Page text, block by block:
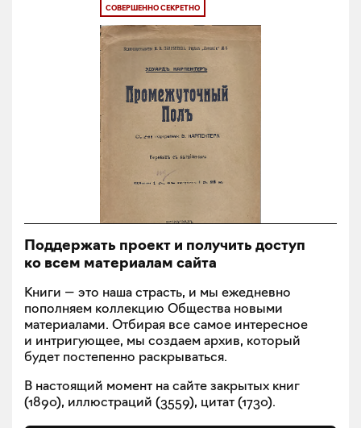
СОВЕРШЕННО СЕКРЕТНО
Поддержать проект и получить доступ
ко всем материалам сайта
Книги — это наша страсть, и мы ежедневно
пополняем коллекцию Общества новыми
материалами. Отбирая все самое интересное
и интригующее, мы создаем архив, который
будет постепенно раскрываться.
В настоящий момент на сайте закрытых книг
(1890), иллюстраций (3559), цитат (1730).